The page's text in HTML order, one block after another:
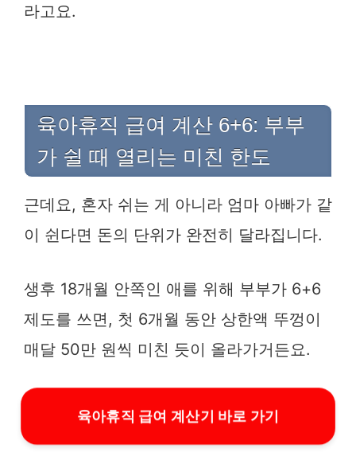
라고요.
육아휴직 급여 계산 6+6: 부부
가 쉴 때 열리는 미친 한도
근데요, 혼자 쉬는 게 아니라 엄마 아빠가 같
이 쉰다면 돈의 단위가 완전히 달라집니다.
생후 18개월 안쪽인 애를 위해 부부가 6+6
제도를 쓰면, 첫 6개월 동안 상한액 뚜껑이
매달 50만 원씩 미친 듯이 올라가거든요.
육아휴직 급여 계산기 바로 가기